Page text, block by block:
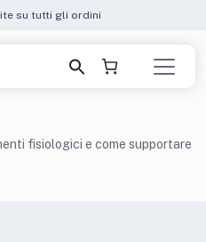
su tutti gli ordini
fisiologici e come supportare